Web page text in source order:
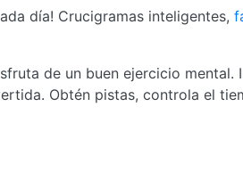
día! Crucigramas inteligentes,
de un buen ejercicio mental.
Obtén pistas, controla el